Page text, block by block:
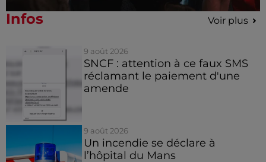
Infos Voir plus
9 août 2026
SNCF : attention à ce faux SMS
réclamant le paiement d'une
amende
9 août 2026
Un incendie se déclare à
l’hôpital du Mans